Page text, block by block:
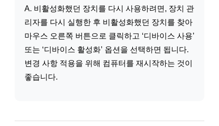
A. 비활성화했던 장치를 다시 사용하려면, 장치 관
리자를 다시 실행한 후 비활성화했던 장치를 찾아
마우스 오른쪽 버튼으로 클릭하고 ‘디바이스 사용’
또는 ‘디바이스 활성화’ 옵션을 선택하면 됩니다.
변경 사항 적용을 위해 컴퓨터를 재시작하는 것이
좋습니다.